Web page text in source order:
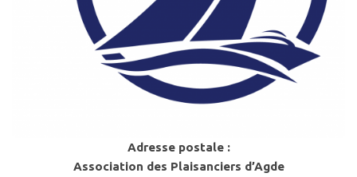
Adresse postale :
Association des Plaisanciers d’Agde